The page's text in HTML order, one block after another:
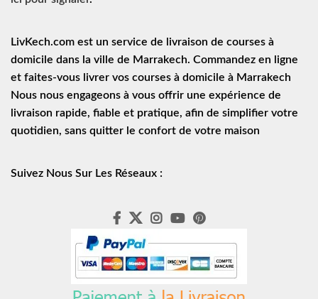
LivKech.com est un service de
livraison de courses à
domicile dans la ville de Marrakech. Commandez en ligne
et faites-vous livrer vos courses à domicile à Marrakech
Nous nous engageons à vous offrir une expérience de
livraison rapide, fiable et pratique, afin de simplifier votre
quotidien, sans quitter le confort de votre maison
Suivez Nous Sur Les Réseaux :